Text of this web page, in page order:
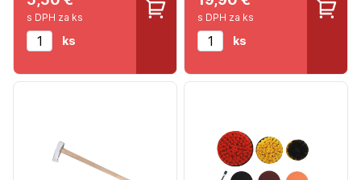
s DPH za ks
ks
s DPH za ks
ks